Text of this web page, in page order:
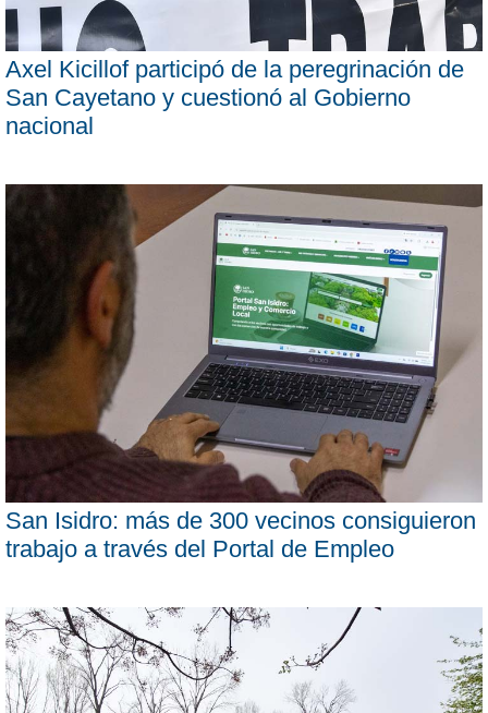
Axel Kicillof participó de la peregrinación de
San Cayetano y cuestionó al Gobierno
nacional
San Isidro: más de 300 vecinos consiguieron
trabajo a través del Portal de Empleo